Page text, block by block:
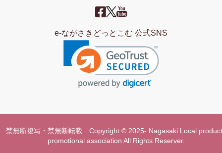
e-ながさきどっとこむ 公式SNS
禁無断複写・禁無断転載 Copyright © 2025- Nagasaki Local
promotional association All Rights Reserver.